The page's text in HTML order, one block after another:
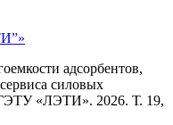
адсорбентов,
силовых
«ЛЭТИ». 2026. Т. 19,